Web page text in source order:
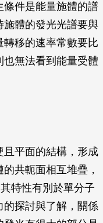
件是能量施體的譜
施體的發光光譜要與
移的速率常數要比
無法看到能量受體
且平面的結構，形成
共軛面相互堆疊，
特性有別於單分子
探討與了解，關係